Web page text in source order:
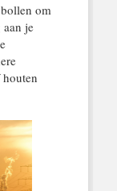
om
je